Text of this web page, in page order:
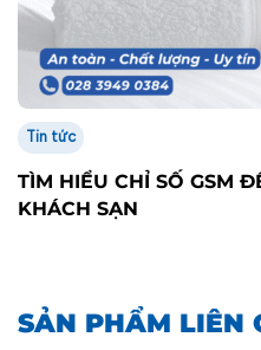
Tin tức
TÌM HIỂU CHỈ SỐ GSM
KHÁCH SẠN
SẢN PHẨM LIÊN